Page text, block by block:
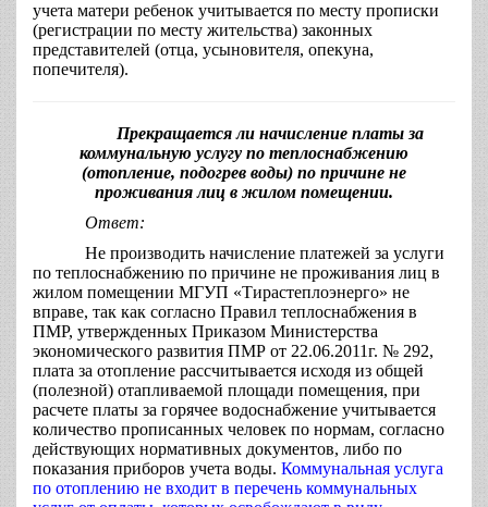
учета матери ребенок учитывается по месту прописки
(регистрации по месту жительства) законных
представителей (отца, усыновителя, опекуна,
попечителя).
Прекращается ли начисление платы за
коммунальную услугу по теплоснабжению
(отопление, подогрев воды) по причине не
проживания лиц в жилом помещении.
Ответ:
Не производить начисление платежей за услуги
по теплоснабжению по причине не проживания лиц в
жилом помещении МГУП «Тирастеплоэнерго» не
вправе, так как согласно Правил теплоснабжения в
ПМР, утвержденных Приказом Министерства
экономического развития ПМР от 22.06.2011г. № 292,
плата за отопление рассчитывается исходя из общей
(полезной) отапливаемой площади помещения, при
расчете платы за горячее водоснабжение учитывается
количество прописанных человек по нормам, согласно
действующих нормативных документов, либо по
показания приборов учета воды. Коммунальная услуга
по отоплению не входит в перечень коммунальных